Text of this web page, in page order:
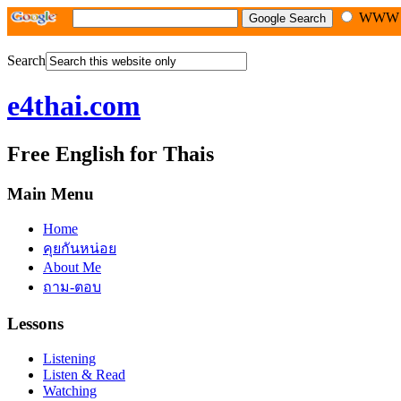
WWW
Search
e4thai.com
Free English for Thais
Main Menu
Home
คุยกันหน่อย
About Me
ถาม-ตอบ
Lessons
Listening
Listen & Read
Watching